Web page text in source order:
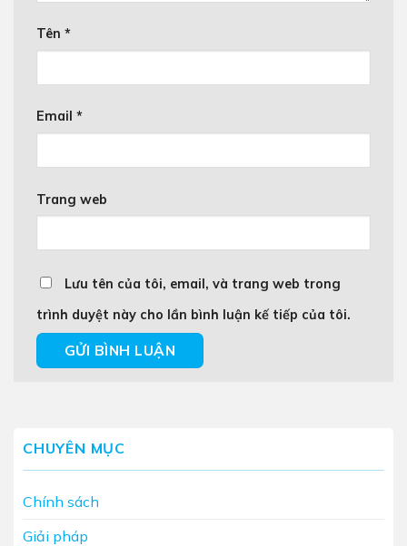
CHUYÊN MỤC
Chính sách
Giải pháp
Tên *
Email *
Trang web
Lưu tên của tôi, email, và trang web trong
trình duyệt này cho lần bình luận kế tiếp của tôi.